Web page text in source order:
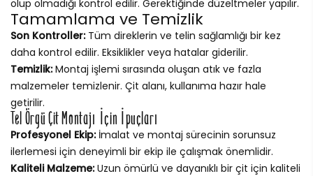
olup olmadığı kontrol edilir. Gerektiğinde düzeltmeler yapılır.
Tamamlama ve Temizlik
Son Kontroller:Tüm direklerin ve telin sağlamlığı bir kez
daha kontrol edilir. Eksiklikler veya hatalar giderilir.
Temizlik:Montaj işlemi sırasında oluşan atık ve fazla
malzemeler temizlenir. Çit alanı, kullanıma hazır hale
getirilir.
Tel Örgü Çit Montajı İçin İpuçları
Profesyonel Ekip:İmalat ve montaj sürecinin sorunsuz
ilerlemesi için deneyimli bir ekip ile çalışmak önemlidir.
Kaliteli Malzeme:Uzun ömürlü ve dayanıklı bir çit için kaliteli